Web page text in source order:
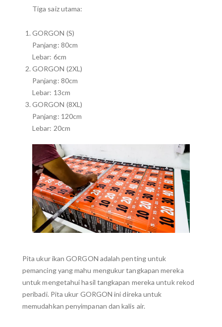
Tiga saiz utama:
GORGON (S)
Panjang: 80cm
Lebar: 6cm
GORGON (2XL)
Panjang: 80cm
Lebar: 13cm
GORGON (8XL)
Panjang: 120cm
Lebar: 20cm
Pita ukur ikan GORGON adalah penting untuk
pemancing yang mahu mengukur tangkapan mereka
untuk mengetahui hasil tangkapan mereka untuk rekod
peribadi. Pita ukur GORGON ini direka untuk
memudahkan penyimpanan dan kalis air.